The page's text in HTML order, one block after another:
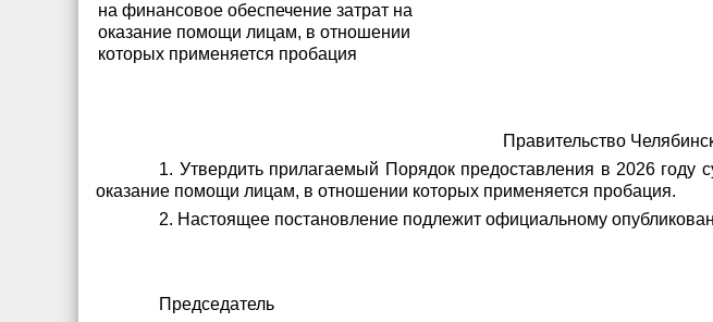
на финансовое обеспечение затрат на
оказание помощи лицам, в отношении
которых применяется пробация
Правительство
1. Утвердить прилагаемый Порядок предоставления в 2026 году
оказание помощи лицам, в отношении которых применяется пробация.
2. Настоящее постановление подлежит официальному
Председатель